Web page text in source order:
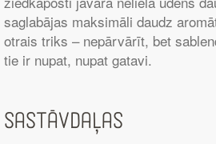
saglabājas maksimāli daudz
otrais triks – nepārvārīt, bet
tie ir nupat, nupat gatavi.
Sastāvdaļas